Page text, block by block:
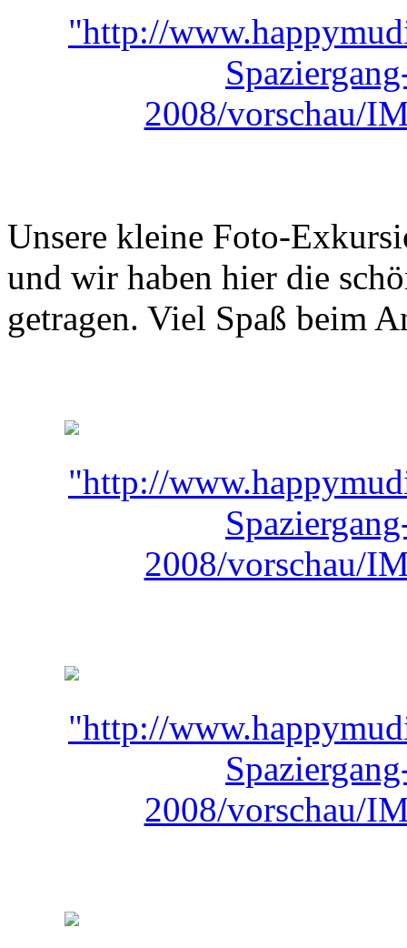
Unsere kleine Foto-
und wir haben hier die
getragen. Viel Spaß beim